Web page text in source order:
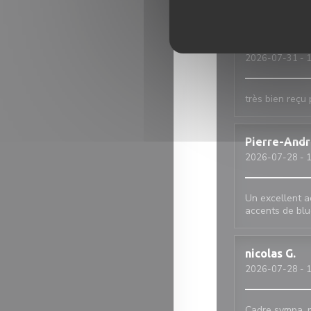
2026-07-31 -
très bien reçu
Pierre-
2026-07-28 -
Un excellent
accents de
nicolas G
2026-07-28 -